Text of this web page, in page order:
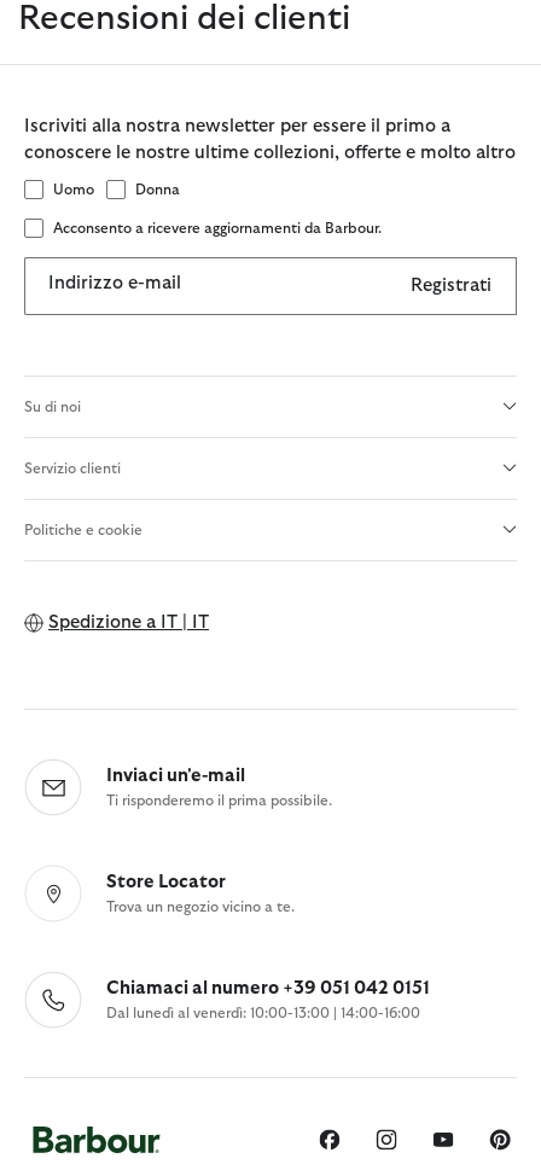
Recensioni dei clienti
Iscriviti alla nostra newsletter per essere il primo a
conoscere le nostre ultime collezioni, offerte e molto altro
Uomo Donna
Acconsento a ricevere aggiornamenti da Barbour.
Indirizzo e-mail Registrati
Su di noi
Servizio clienti
Politiche e cookie
Spedizione a IT | IT
Inviaci un'e-mail
Ti risponderemo il prima possibile.
Store Locator
Trova un negozio vicino a te.
Chiamaci al numero +39 051 042 0151
Dal lunedì al venerdì: 10:00-13:00 | 14:00-16:00